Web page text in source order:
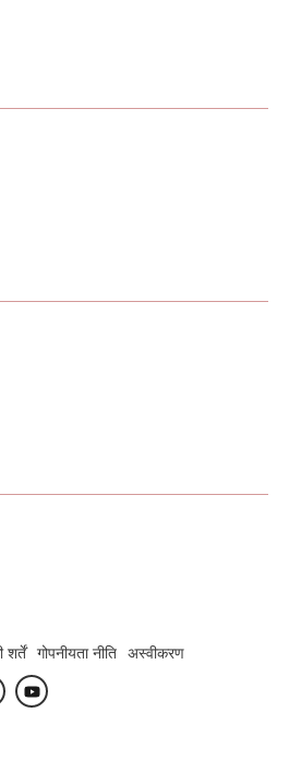
शर्तें गोपनीयता नीति अस्वीकरण